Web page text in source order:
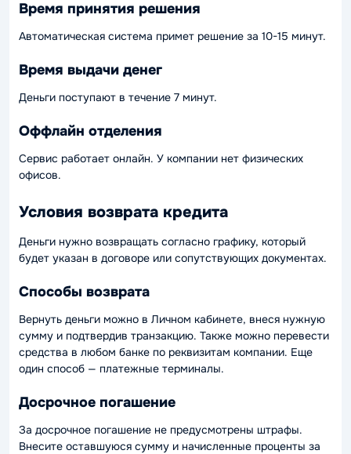
Время принятия решения
Автоматическая система примет решение за 10-15 минут.
Время выдачи денег
Деньги поступают в течение 7 минут.
Оффлайн отделения
Сервис работает онлайн. У компании нет физических
офисов.
Условия возврата кредита
Деньги нужно возвращать согласно графику, который
будет указан в договоре или сопутствующих документах.
Способы возврата
Вернуть деньги можно в Личном кабинете, внеся нужную
сумму и подтвердив транзакцию. Также можно перевести
средства в любом банке по реквизитам компании. Еще
один способ — платежные терминалы.
Досрочное погашение
За досрочное погашение не предусмотрены штрафы.
Внесите оставшуюся сумму и начисленные проценты за